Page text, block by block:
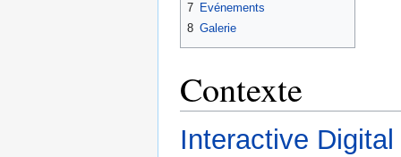
7 Evénements
8 Galerie
Contexte
Interactive